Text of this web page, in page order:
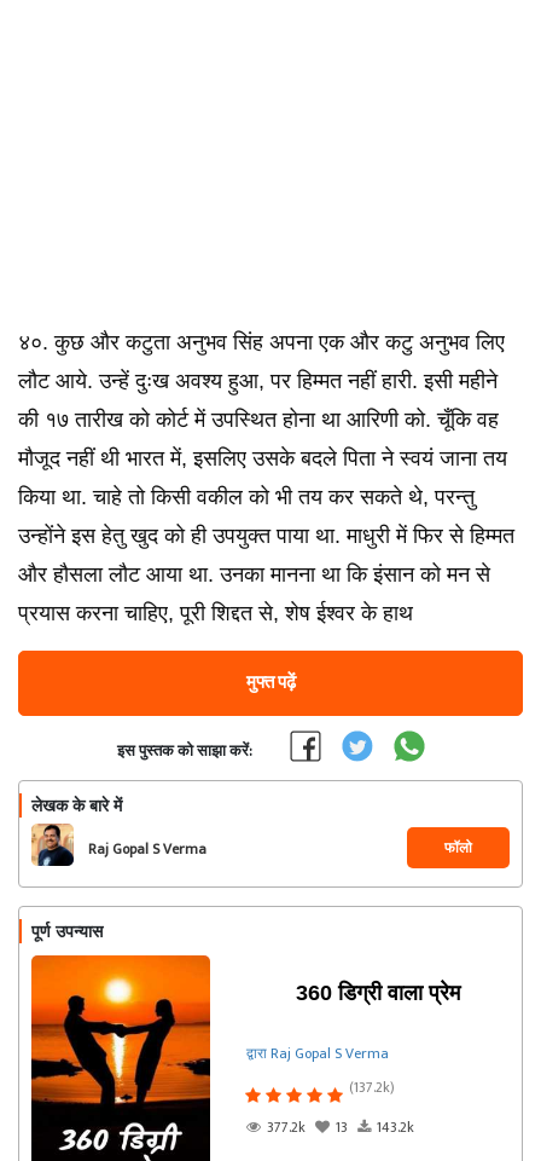
४०. कुछ और कटुता अनुभव सिंह अपना एक और कटु अनुभव लिए
लौट आये. उन्हें दुःख अवश्य हुआ, पर हिम्मत नहीं हारी. इसी महीने
की १७ तारीख को कोर्ट में उपस्थित होना था आरिणी को. चूँकि वह
मौजूद नहीं थी भारत में, इसलिए उसके बदले पिता ने स्वयं जाना तय
किया था. चाहे तो किसी वकील को भी तय कर सकते थे, परन्तु
उन्होंने इस हेतु खुद को ही उपयुक्त पाया था. माधुरी में फिर से हिम्मत
और हौसला लौट आया था. उनका मानना था कि इंसान को मन से
प्रयास करना चाहिए, पूरी शिद्दत से, शेष ईश्वर के हाथ
मुफ्त पढ़ें
इस पुस्तक को साझा करें:
लेखक के बारे में
Raj Gopal S Verma फॉलो
पूर्ण उपन्यास
360 डिग्री वाला प्रेम
द्वारा Raj Gopal S Verma
(137.2k)
377.2k
13 143.2k